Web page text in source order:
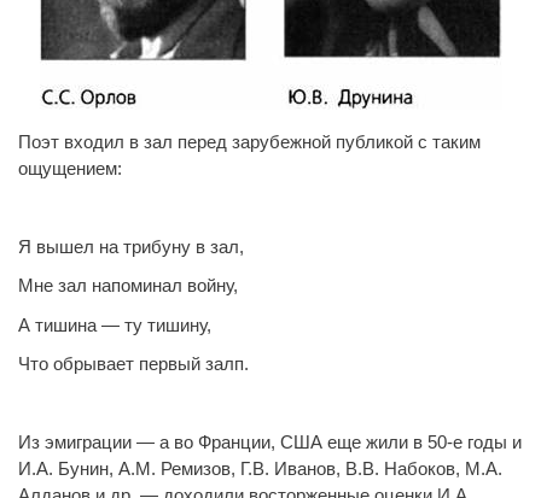
Поэт входил в зал перед зарубежной публикой с таким
ощущением:
Я вышел на трибуну в зал,
Мне зал напоминал войну,
А тишина — ту тишину,
Что обрывает первый залп.
Из эмиграции — а во Франции, США еще жили в 50-е годы и
И.А. Бунин, А.М. Ремизов, Г.В. Иванов, В.В. Набоков, М.А.